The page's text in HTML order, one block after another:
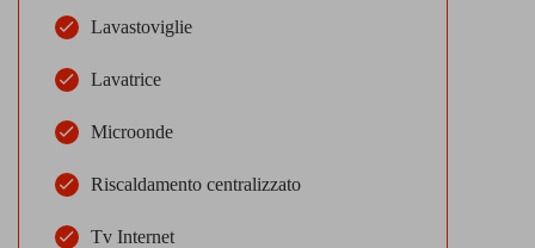
Lavastoviglie
Lavatrice
Microonde
Riscaldamento centralizzato
Tv Internet